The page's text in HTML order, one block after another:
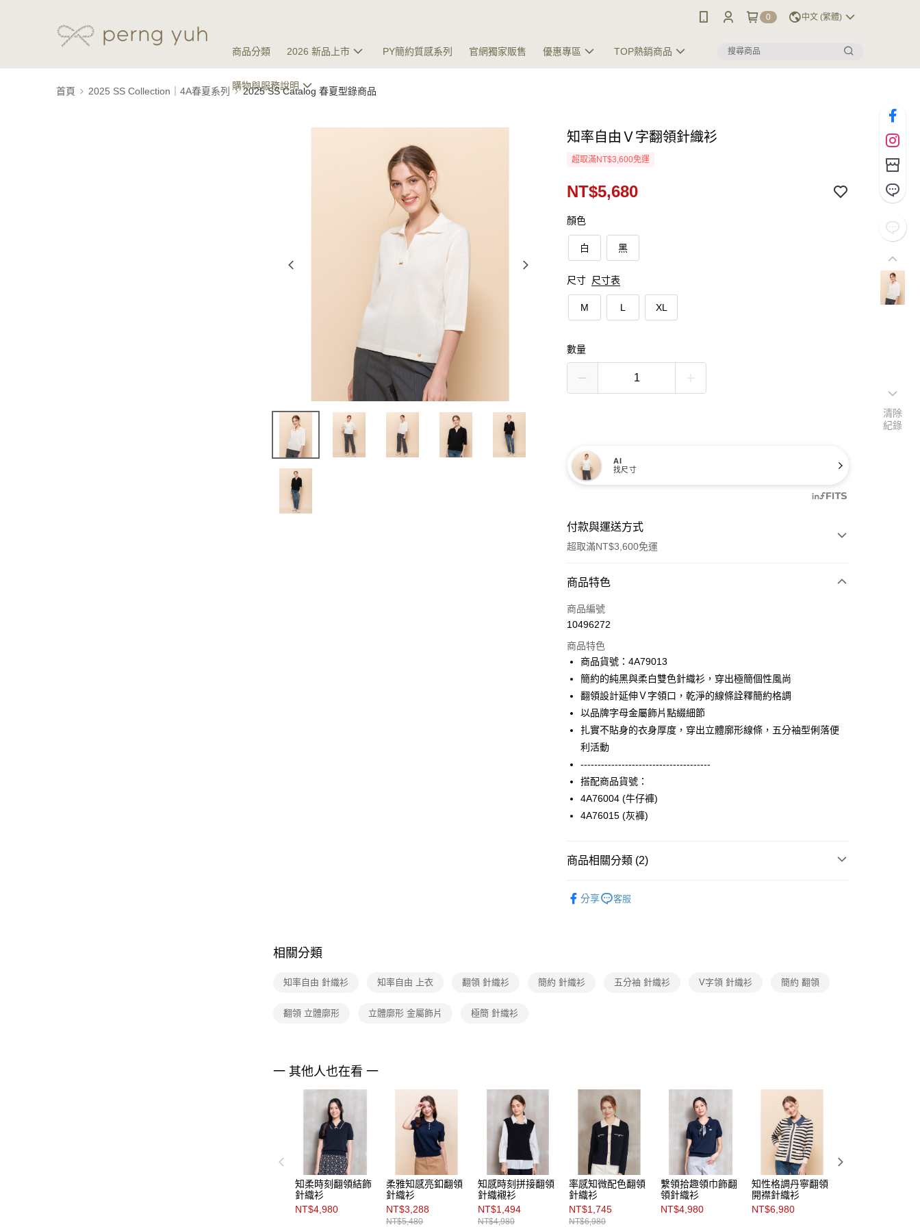
0 中文 (繁體)
商品分類 2026 新品上市 PY簡約質感系列 官網獨家販售 優惠專區 TOP熱銷商品
購物與服務說明
首頁 2025 SS Collection｜4A春夏系列 2025 SS Catalog 春夏型錄商品
知率自由Ｖ字翻領針織衫
超取滿NT$3,600免運
NT$5,680
顏色
白 黑
尺寸 尺寸表
M L XL
數量
AI
找尺寸
付款與運送方式
超取滿NT$3,600免運
付款方式
信用卡一次付款
3 期 0 利率 每期
合作金庫商業銀行
第一商業銀行
華南商業銀行
彰化商業銀行
國泰世華商業銀行
臺灣中小企業銀行
台中商業銀行
匯豐（台灣）商業銀行
元大商業銀行
台新國際商業銀行
台灣樂天信用卡公司
超商取貨付款
Apple Pay
AFTEE先享後付
相關說明
【關於「AFTEE先享後付」】
AFTEE先享後付是「在收到商品之後才付款」的支付方式。 讓您購物簡單
２．便利：只要手機號碼，簡訊認證，即可結帳。
【「AFTEE先享後付」結帳流程】
絡購買商品的店家。未經商家同意取消之訂單仍視為有效，需透過AFTEE
求債權轉讓予恩沛科技股份有限公司。
２．關於個人資料處理事宜，請瀏覽以下網址：
https://aftee.tw/terms/#terms3
３．未成年的使用者請事先徵得法定代理人或監護人之同意方可使用
「AFTEE先享後付」，若未經同意申辦者引起之損失，本公司不負相關責
任。
４．使用「AFTEE先享後付」時，將依據個別帳號之用戶狀況，依本公司
即時審查核予不同之上限額度；若仍有額度不足之情形，本公司將視審查
結果請求用戶進行身份認證。
５．嚴禁一人註冊多個帳號或使用他人資訊註冊。若發現惡意使用之情
形，恩沛科技股份有限公司將有權停止該用戶之使用額度並採取法律行
ATM付款
運送方式
全家取貨付款
7-11取貨付款
離島宅配 (蘭嶼恕不配送)
每筆NT$200，滿NT$8,000(含以上)免運費
付款後門市自取
免運費
商品特色
商品編號
10496272
商品特色
商品貨號：4A79013
簡約的純黑與柔白雙色針織衫，穿出極簡個性風尚
翻領設計延伸Ｖ字領口，乾淨的線條詮釋簡約格調
以品牌字母金屬飾片點綴細節
扎實不貼身的衣身厚度，穿出立體廓形線條，五分袖型俐落便
利活動
--------------------------------------
搭配商品貨號：
4A76004 (牛仔褲)
4A76015 (灰褲)
商品相關分類 (2)
品 分享 客服
相關分類
知率自由 針織衫 知率自由 上衣 翻領 針織衫 簡約 針織衫 五分袖 針織衫 V字領 針織衫 簡約 翻領
翻領 立體廓形 立體廓形 金屬飾片 極簡 針織衫
一 其他人也在看 一
知柔時刻翻領結飾
針織衫
NT$4,980
柔雅知感亮釦翻領
針織衫
NT$3,288
NT$5,480
知感時刻拼接翻領
針織襯衫
NT$1,494
NT$4,980
率感知微配色翻領
針織衫
NT$1,745
NT$6,980
繫領拾趣領巾飾翻
領針織衫
NT$4,980
知性格調丹寧翻領
開襟針織衫
NT$6,980
清除
紀錄